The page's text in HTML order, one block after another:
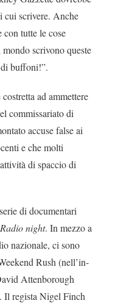
cui scrivere. Anche
con tutte le cose
scrivono queste
di buffoni!”.
ad ammette­re
commissariato di
accuse false ai
e che molti
di spaccio di
di documentari
Radio night. In mezzo a
nazionale, ci sono
Rush (nell’in­
Attenborough
Il regista Nigel Finch